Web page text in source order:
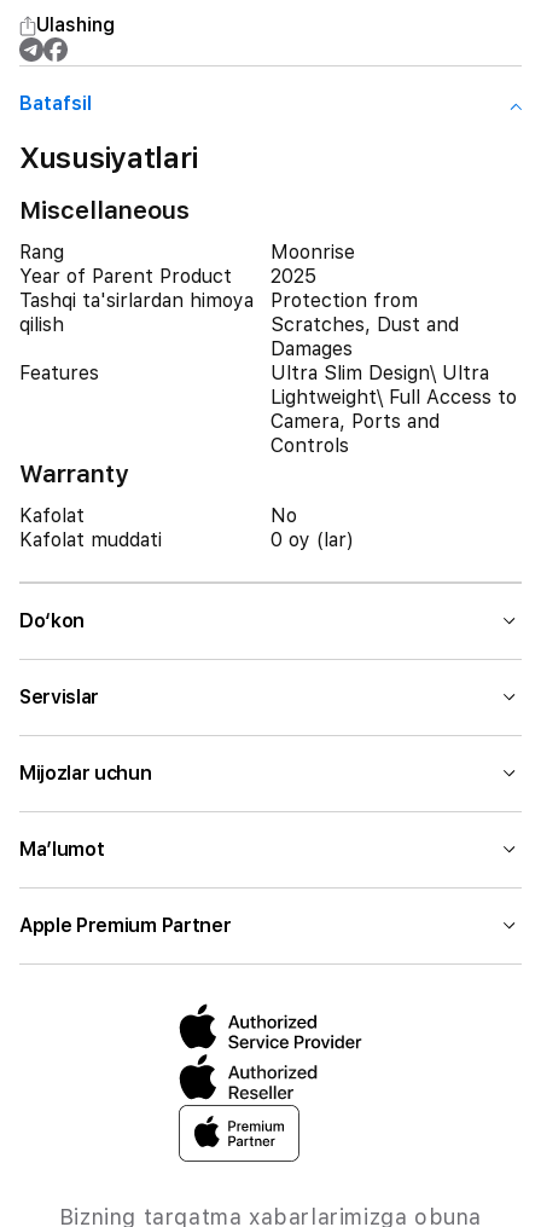
Ulashing
Batafsil
Xususiyatlari
Miscellaneous
Rang
Moonrise
Year of Parent Product
2025
Tashqi ta'sirlardan himoya
qilish
Protection from
Scratches, Dust and
Damages
Features
Ultra Slim Design\ Ultra
Lightweight\ Full Access to
Camera, Ports and
Controls
Warranty
Kafolat
No
Kafolat muddati
0 oy (lar)
Do‘kon
Servislar
Mijozlar uchun
Ma’lumot
Apple Premium Partner
Bizning tarqatma xabarlarimizga obuna